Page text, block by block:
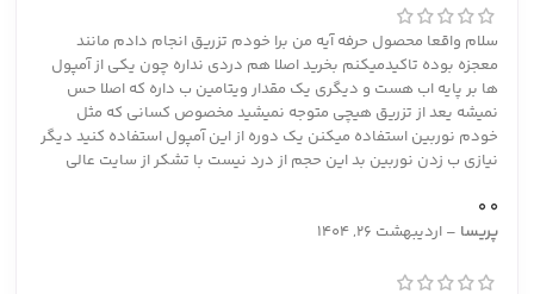
سلام واقعا محصول حرفه آیه من برا خودم تزریق انجام دادم مانند
معجزه بوده تاکیدمیکنم بخرید اصلا هم دردی نداره چون یکی از آمپول
ها بر پایه اب هست و دیگری یک مقدار ویتامین ب داره که اصلا حس
نمیشه یعد از تزریق هیچی متوجه نمیشید مخصوص کسانی که مثل
خودم نوربین استفاده میکنن یک دوره از این آمپول استفاده کنید دیگر
نیازی ب زدن نوربین بد این حجم از درد نیست با تشکر از سایت عالی
0
0
پريسا – اردیبهشت 26, 1404